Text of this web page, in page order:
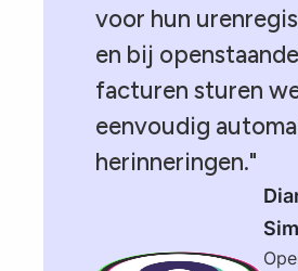
voor hun
en bij openstaande
facturen sturen
eenvoudig
herinneringen."